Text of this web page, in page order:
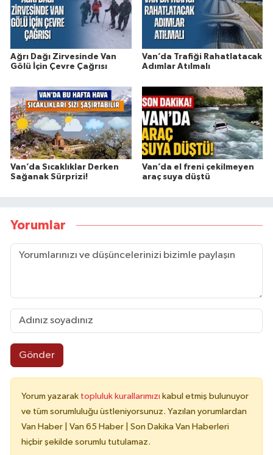
Ağrı Dağı Zirvesinde Van
Gölü İçin Çevre Çağrısı
Van’da Trafiği Rahatlatacak
Adımlar Atılmalı
Van’da Sıcaklıklar Derken
Sağanak Sürprizi!
Van’da el freni çekilmeyen
araç suya düştü
Yorumlar
Gönder
Yorum yazarak topluluk kurallarımızı kabul etmiş bulunuyor
ve tüm sorumluluğu üstleniyorsunuz. Yazılan yorumlardan
Van Haber | Van 65 Haber | Son Dakika Van Haberleri
hiçbir şekilde sorumlu tutulamaz.